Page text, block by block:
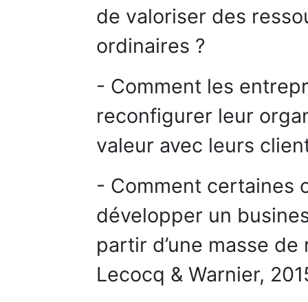
de valoriser des
ordinaires ?
- Comment les
reconfigurer leur
valeur avec leurs
- Comment certaines
développer un
partir d’une masse
Lecocq & Warnier,